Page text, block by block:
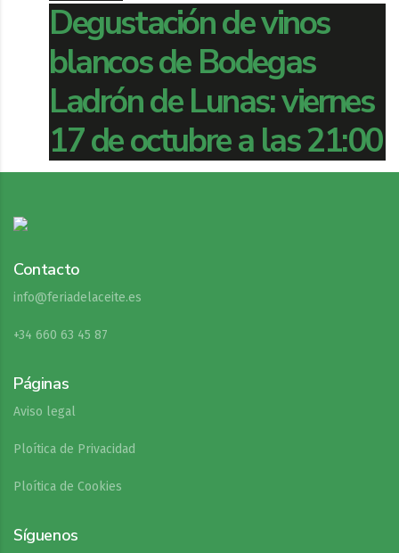
Degustación de vinos
blancos de Bodegas
Ladrón de Lunas: viernes
17 de octubre a las 21:00
Contacto
info@feriadelaceite.es
+34 660 63 45 87
Páginas
Aviso legal
Ploítica de Privacidad
Ploítica de Cookies
Síguenos